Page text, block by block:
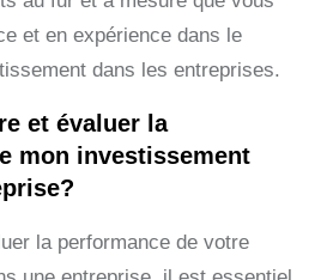
et en expérience dans le
dans les entreprises.
et évaluer la
mon investissement
la performance de votre